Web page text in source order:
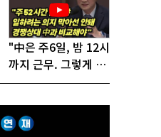
"中은 주6일, 밤 12시
까지 근무. 그렇게 일
해서 어떻게 경쟁하